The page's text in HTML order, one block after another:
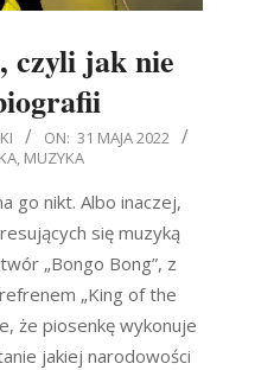
czyli jak nie
ON: 31 MAJA 2022
, MUZYKA
go nikt. Albo inaczej,
się muzyką
„Bongo Bong”, z
„King of the
że piosenkę wykonuje
jakiej narodowości